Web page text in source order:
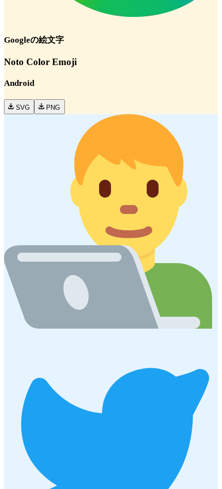
Googleの絵文字
Noto Color Emoji
Android
SVG PNG